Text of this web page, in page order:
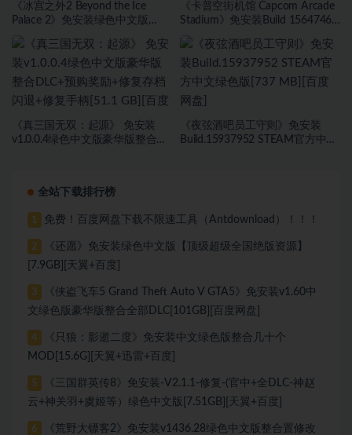
《冰宫之外2 Beyond the Ice
Palace 2》免安装绿色中文版
《卡普空街机馆 Capcom Arcade
Stadium》免安装Build 15647467
《真三国无双：起源》 免安装
v1.0.0.4绿色中文版豪华版整合
《夜弦酒吧员工守则》免安装
Build.15937952 STEAM官方中文
全站下载排行榜
1 免费！百度网盘下载不限速工具（Antdownload）！！！
2
《还愿》免安装绿色中文版【顶级超级全国绝版资源】
[7.9GB][天翼+百度]
3
《侠盗飞车5 Grand Theft Auto V GTA5》免安装v1.60中
文绿色版豪华版整合全部DLC[101GB][百度网盘]
4
《只狼：影逝二度》免安装中文绿色版整合几十个
MOD[15.6G][天翼+迅雷+百度]
5
《三国群英传8》免安装-V2.1.1-修复-(官中+全DLC-神赵
云+神关羽+虞姬等）绿色中文版[7.51GB][天翼+百度]
6
《荒野大镖客2》免安装v1436.28绿色中文版整合置修改